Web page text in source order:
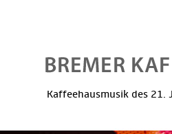
Kaffeehausmusik des 21.